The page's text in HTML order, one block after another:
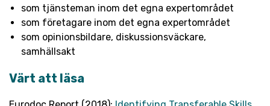
som tjänsteman inom det egna expertområdet
som företagare inom det egna expertområdet
som opinionsbildare, diskussionsväckare,
samhällsakt
Värt att läsa